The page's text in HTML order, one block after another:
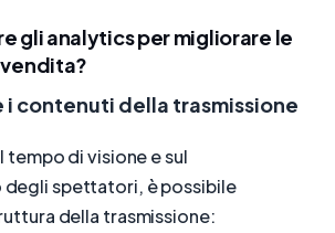
gli analytics per migliorare le
i contenuti della trasmissione
tempo di visione e sul
spettatori, è possibile
della trasmissione: